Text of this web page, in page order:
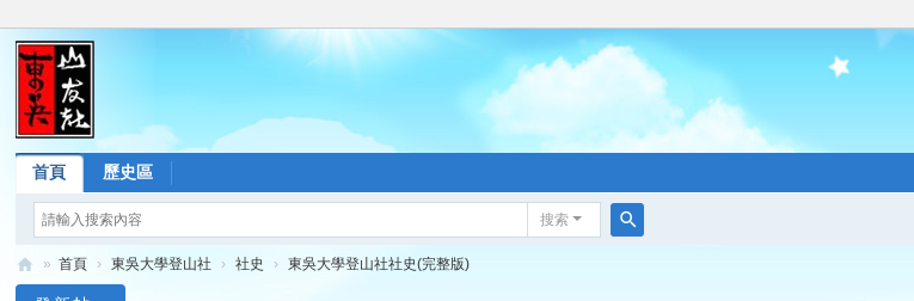
首頁 歷史區
搜索
» 首頁 › 東吳大學登山社 › 社史 › 東吳大學登山社社史(完整版)